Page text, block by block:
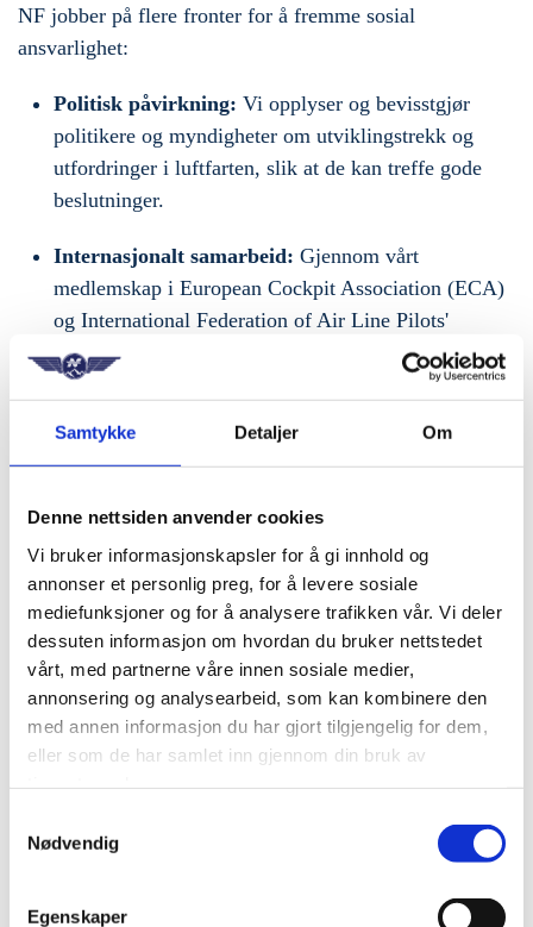
Samtykke Detaljer Om
Denne nettsiden anvender cookies
Vi bruker informasjonskapsler for å gi innhold og
annonser et personlig preg, for å levere sosiale
mediefunksjoner og for å analysere trafikken vår. Vi deler
dessuten informasjon om hvordan du bruker nettstedet
vårt, med partnerne våre innen sosiale medier,
annonsering og analysearbeid, som kan kombinere den
med annen informasjon du har gjort tilgjengelig for dem,
eller som de har samlet inn gjennom din bruk av
Nødvendig
Egenskaper
NF jobber på flere fronter for å fremme sosial
ansvarlighet:
Politisk påvirkning: Vi opplyser og bevisstgjør
politikere og myndigheter om utviklingstrekk og
utfordringer i luftfarten, slik at de kan treffe gode
beslutninger.
Internasjonalt samarbeid: Gjennom vårt
medlemskap i European Cockpit Association (ECA)
og International Federation of Air Line Pilots'
Associations (IFALPA) får vi tilgang til viktig
informasjon og jobber sammen med kolleger over
Felleseuropeisk innsats:NF er en del av
koalisjonen
Europeans for Fair Competition
flyselskaper og fagforeninger for å sikre rettferdige
konkurransevilkår og europeiske arbeidsplasser.
Styrke fellesskapet for en bærekraftig fremtid
NF representerer et stort pilotfellesskap som blir lyttet til
både nasjonalt og internasjonalt. Vi står skulder ved
og trygge arbeidsplasser. Ved å styrke rammevilkårene
rettigheter, men også en mer stabil og bærekraftig